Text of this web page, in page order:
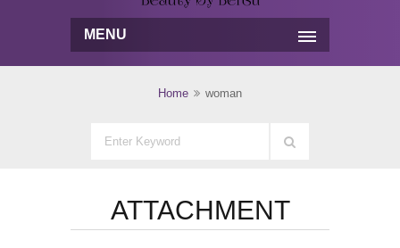
MENU
Home woman
ATTACHMENT